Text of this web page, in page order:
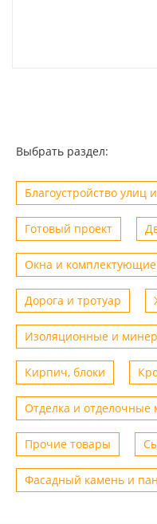
Выбрать раздел:
Благоустройство улиц
Готовый проект
Окна и комплектующие
Дорога и тротуар
Изоляционные и
Кирпич, блоки
Отделка и отделочные
Прочие товары
Фасадный камень и